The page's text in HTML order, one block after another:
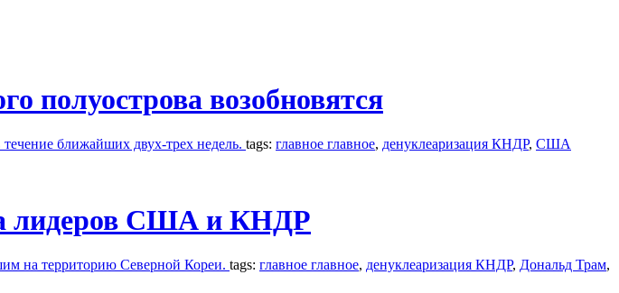
полуострова возобновятся
ближайших двух-трех недель. tags: главное главное, денуклеаризация КНДР, США
лидеров США и КНДР
на территорию Северной Кореи. tags: главное главное, денуклеаризация КНДР, Дональд Трам,